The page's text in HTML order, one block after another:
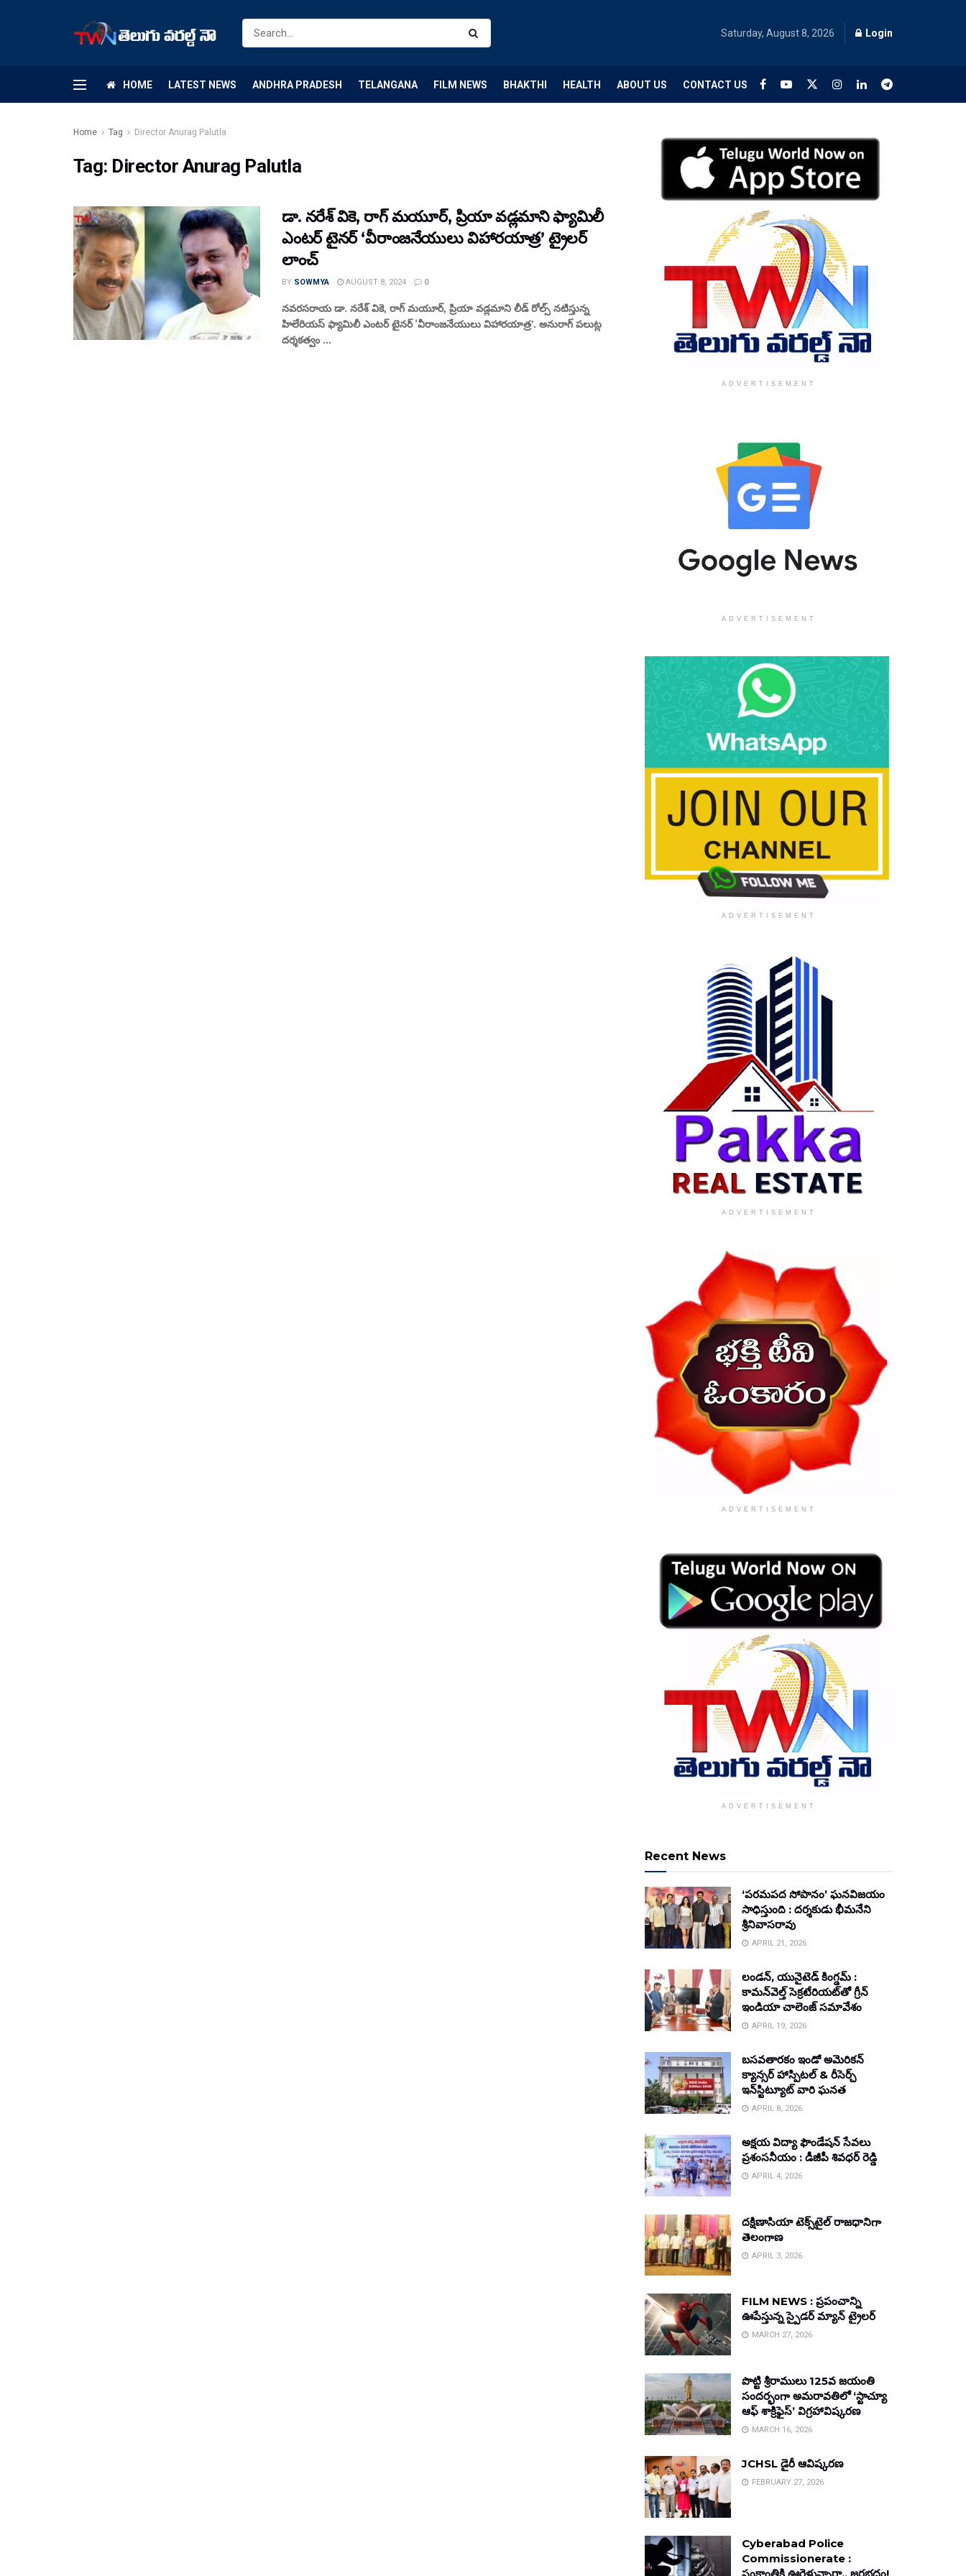
Saturday, August 8, 2026 Login
HOME LATEST NEWS ANDHRA PRADESH TELANGANA FILM NEWS BHAKTHI HEALTH ABOUT US CONTACT US
Home Tag Director Anurag Palutla
Tag: Director Anurag Palutla
డా. నరేశ్ వికె, రాగ్‌ మయూర్‌, ప్రియా వడ్లమాని ఫ్యామిలీ
ఎంటర్ టైనర్ ‘వీరాంజనేయులు విహారయాత్ర’ ట్రైలర్
లాంచ్
BY SOWMYA AUGUST 8, 2024 0
నవరసరాయ డా. నరేశ్ వికె, రాగ్‌ మయూర్‌, ప్రియా వడ్లమాని లీడ్ రోల్స్ నటిస్తున్న
హిలేరియస్ ఫ్యామిలీ ఎంటర్ టైనర్ ‘వీరాంజనేయులు విహారయాత్ర’. అనురాగ్‌ పలుట్ల
దర్శకత్వం ...
ADVERTISEMENT
ADVERTISEMENT
ADVERTISEMENT
ADVERTISEMENT
ADVERTISEMENT
ADVERTISEMENT
Recent News
‘పరమపద సోపానం’ ఘనవిజయం
సాధిస్తుంది : దర్శకుడు భీమనేని
శ్రీనివాసరావు
APRIL 21, 2026
లండన్, యునైటెడ్ కింగ్డమ్ :
కామన్‌వెల్త్ సెక్రటేరియట్‌తో గ్రీన్
ఇండియా చాలెంజ్ సమావేశం
APRIL 19, 2026
బసవతారకం ఇండో అమెరికన్
క్యాన్సర్ హాస్పిటల్ & రీసెర్చ్
ఇన్‌స్టిట్యూట్ వారి ఘనత
APRIL 8, 2026
అక్షయ విద్యా ఫౌండేషన్ సేవలు
ప్రశంసనీయం : డీజీపీ శివధర్ రెడ్డి
APRIL 4, 2026
దక్షిణాసియా టెక్స్‌టైల్ రాజధానిగా
తెలంగాణ
APRIL 3, 2026
FILM NEWS : ప్రపంచాన్ని
ఊపేస్తున్న స్పైడర్ మ్యాన్ ట్రైలర్
MARCH 27, 2026
పొట్టి శ్రీరాములు 125వ జయంతి
సందర్భంగా అమరావతిలో ‘స్టాచ్యూ
ఆఫ్ శాక్రిఫైస్’ విగ్రహావిష్కరణ
MARCH 16, 2026
JCHSL డైరీ ఆవిష్కరణ
FEBRUARY 27, 2026
Cyberabad Police
Commissionerate :